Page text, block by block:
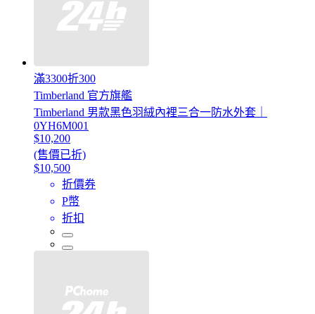
滿3300折300
Timberland 官方旗艦
Timberland 男款黑色羽絨內裡三合一防水外套｜
0YH6M001
$10,200
(售價已折)
$10,500
折價券
P幣
折扣